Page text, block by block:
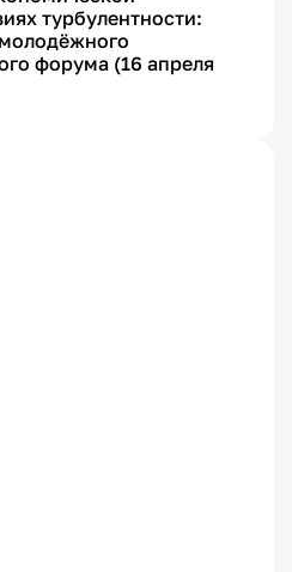
турбулентности:
форума (16 апреля